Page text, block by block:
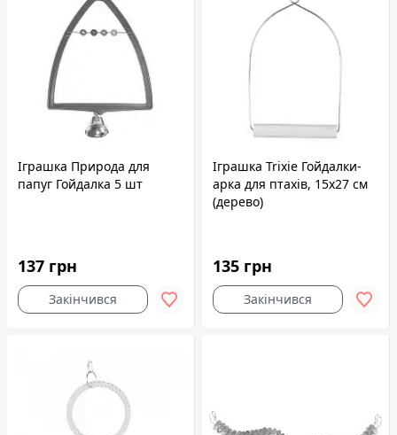
Іграшка Природа для
папуг Гойдалка 5 шт
137 грн
Закінчився
Іграшка Trixie Гойдалки-
арка для птахів, 15x27 см
(дерево)
135 грн
Закінчився